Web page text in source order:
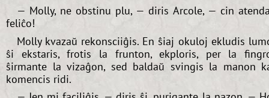
— Molly, ne obstinu plu, — diris Arcole, — cin
feliĉo!
Molly kvazaŭ rekonsciiĝis. En ŝiaj okuloj ekludis
ŝi ekstaris, frotis la frunton, ekploris, per la
ŝirmante la vizaĝon, sed baldaŭ svingis la manon
komencis ridi.